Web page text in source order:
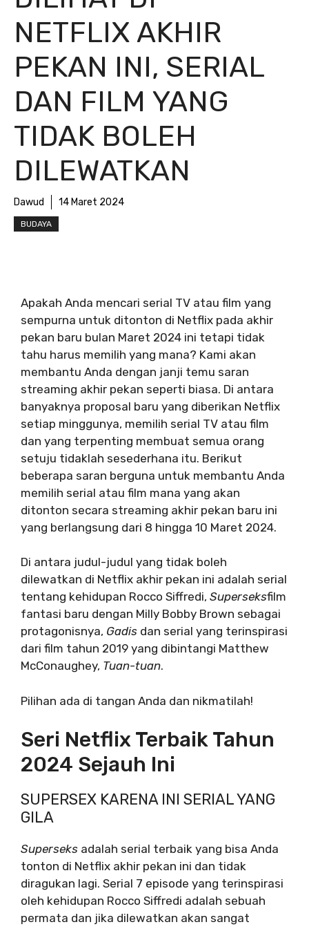
NETFLIX AKHIR
PEKAN INI, SERIAL
DAN FILM YANG
TIDAK BOLEH
DILEWATKAN
Dawud 14 Maret 2024
BUDAYA
Apakah Anda mencari serial TV atau film yang
sempurna untuk ditonton di Netflix pada akhir
pekan baru bulan Maret 2024 ini tetapi tidak
tahu harus memilih yang mana? Kami akan
membantu Anda dengan janji temu saran
streaming akhir pekan seperti biasa. Di antara
banyaknya proposal baru yang diberikan Netflix
setiap minggunya, memilih serial TV atau film
dan yang terpenting membuat semua orang
setuju tidaklah sesederhana itu. Berikut
beberapa saran berguna untuk membantu Anda
memilih serial atau film mana yang akan
ditonton secara streaming akhir pekan baru ini
yang berlangsung dari 8 hingga 10 Maret 2024.
Di antara judul-judul yang tidak boleh
dilewatkan di Netflix akhir pekan ini adalah serial
tentang kehidupan Rocco Siffredi, Superseksfilm
fantasi baru dengan Milly Bobby Brown sebagai
protagonisnya, Gadis dan serial yang terinspirasi
dari film tahun 2019 yang dibintangi Matthew
McConaughey, Tuan-tuan.
Pilihan ada di tangan Anda dan nikmatilah!
Seri Netflix Terbaik Tahun
2024 Sejauh Ini
SUPERSEX KARENA INI SERIAL YANG
GILA
Superseks adalah serial terbaik yang bisa Anda
tonton di Netflix akhir pekan ini dan tidak
diragukan lagi. Serial 7 episode yang terinspirasi
oleh kehidupan Rocco Siffredi adalah sebuah
permata dan jika dilewatkan akan sangat